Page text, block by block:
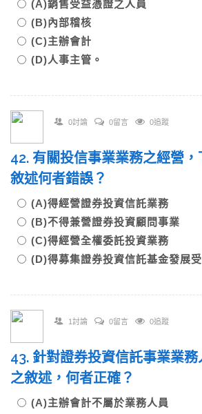
(A)銷售受益憑證之人員
(B)內部稽核
(C)主辦會計
(D)人事主管。
0討論 0留言 0追蹤
42. 有關投信事業業務之經營，
敘述何者錯誤？
(A)得經營證券投資信託業務
(B)不得兼營證券投資顧問事業
(C)得經營全權委託投資業務
(D)得募集證券投資信託基金發展受
1討論 0留言 0追蹤
43. 針對證券投資信託事業業務
之敘述，何者正確？
(A)主辦會計不屬於業務人員